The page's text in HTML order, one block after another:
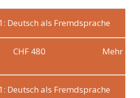
Deutsch als Fremdsprache
CHF 480 Mehr
Deutsch als Fremdsprache